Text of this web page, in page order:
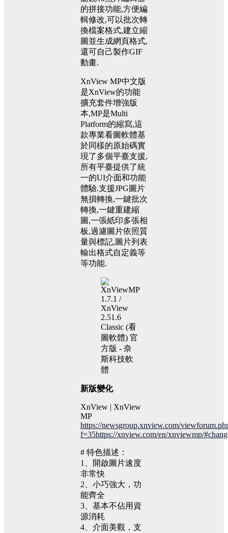
的拼接功能,方便編
輯修改,可以批次轉
換檔案格式,建立縮
圖並生成網頁格式,
還可自己製作GIF
動畫.
XnView MP中文版
是XnView的功能
擴充套件增強版
本,MP是Multi
Platform的縮寫,這
款專業看圖軟體基
於同樣的原始碼實
現了多個平臺支援,
所有平臺提供了統
一的UI介面和功能
體驗.支援JPG圖片
無損轉換,一鍵批次
轉換,一鍵重建縮
圖,一張紙印多張相
板,過濾圖片依照質
量與標記,圖片列表
輸出格式自定義等
等功能.
新版變化
XnView | XnView
MP
https://newsgroup.xnview.com/
f=35https://xnview.com/en/xnviewmp/
# 特色描述：
1、開啟圖片速度
非常快
2、小巧強大，功
能齊全
3、基本不佔用資
源消耗
4、介面美觀，支